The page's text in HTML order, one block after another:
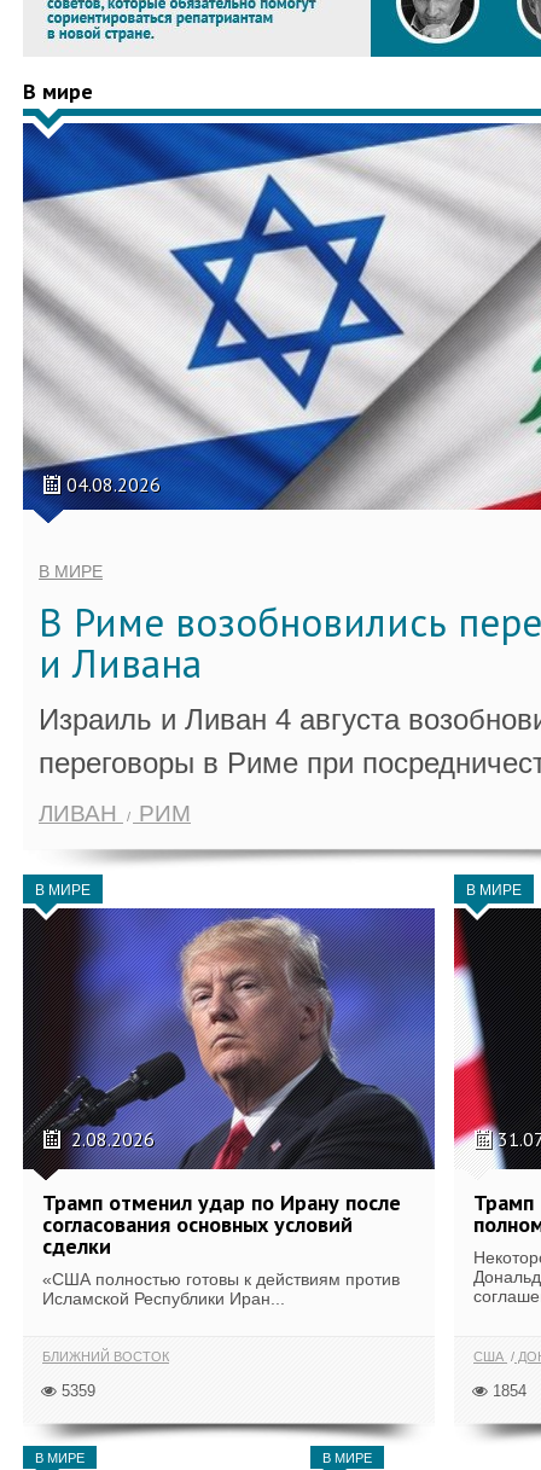
В мире
04.08.2026
В МИРЕ
В Риме возобновились
и Ливана
Израиль и Ливан 4 августа
переговоры в Риме при
ЛИВАН РИМ
В МИРЕ
2.08.2026
Трамп отменил удар по Ирану после
согласования основных условий
сделки
«США полностью готовы к действиям против
Исламской Республики Иран...
БЛИЖНИЙ ВОСТОК
5359
В МИРЕ
Трамп
США
1854
В МИРЕ В МИРЕ